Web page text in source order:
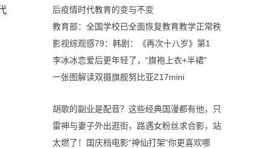
后疫情时代教育的变与不变
教育部：全国学校已全面恢复教育教学正常秩
影视综观感79：韩剧：《再次十八岁》第1
李冰冰恋爱后更年轻了，“旗袍上衣+半裙”
一张图解读双摄旗舰努比亚Z17mini
胡歌的副业是配音？这些经典国漫都有他，只
雷神与妻子外出逛街，路遇女粉丝求合影，站
太燃了！国庆档电影“神仙打架”你更喜欢哪